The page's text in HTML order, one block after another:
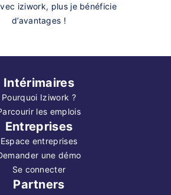
iziwork, plus je bénéficie
d’avantages !
Intérimaires
Pourquoi Iziwork ?
les emplois
Entreprises
Espace entreprises
une démo
Se connecter
Partners